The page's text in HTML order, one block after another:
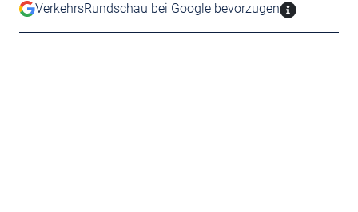
VerkehrsRundschau bei Google bevorzugen